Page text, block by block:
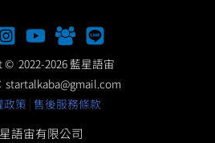
© 2022-2026 藍星語宙
startalkaba@gmail.com
政策 | 售後服務條款
語宙有限公司